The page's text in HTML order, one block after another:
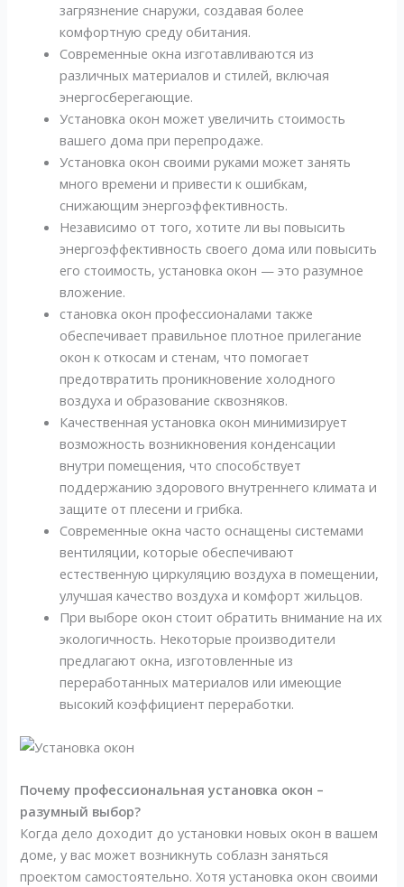
загрязнение снаружи, создавая более
комфортную среду обитания.
Современные окна изготавливаются из
различных материалов и стилей, включая
энергосберегающие.
Установка окон может увеличить стоимость
вашего дома при перепродаже.
Установка окон своими руками может занять
много времени и привести к ошибкам,
снижающим энергоэффективность.
Независимо от того, хотите ли вы повысить
энергоэффективность своего дома или повысить
его стоимость, установка окон — это разумное
вложение.
становка окон профессионалами также
обеспечивает правильное плотное прилегание
окон к откосам и стенам, что помогает
предотвратить проникновение холодного
воздуха и образование сквозняков.
Качественная установка окон минимизирует
возможность возникновения конденсации
внутри помещения, что способствует
поддержанию здорового внутреннего климата и
защите от плесени и грибка.
Современные окна часто оснащены системами
вентиляции, которые обеспечивают
естественную циркуляцию воздуха в помещении,
улучшая качество воздуха и комфорт жильцов.
При выборе окон стоит обратить внимание на их
экологичность. Некоторые производители
предлагают окна, изготовленные из
переработанных материалов или имеющие
высокий коэффициент переработки.
Почему профессиональная установка окон –
разумный выбор?
Когда дело доходит до установки новых окон в вашем
доме, у вас может возникнуть соблазн заняться
проектом самостоятельно. Хотя установка окон своими